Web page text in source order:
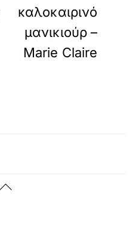
καλοκαιρινό
μανικιούρ –
Marie Claire
Back